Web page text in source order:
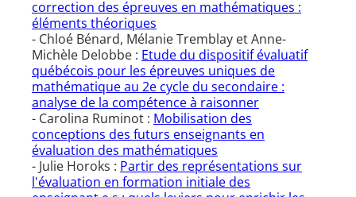
correction des épreuves en mathématiques :
éléments théoriques
- Chloé Bénard, Mélanie Tremblay et Anne-
Michèle Delobbe : Etude du dispositif évaluatif
québécois pour les épreuves uniques de
mathématique au 2e cycle du secondaire :
analyse de la compétence à raisonner
- Carolina Ruminot : Mobilisation des
conceptions des futurs enseignants en
évaluation des mathématiques
- Julie Horoks : Partir des représentations sur
l'évaluation en formation initiale des